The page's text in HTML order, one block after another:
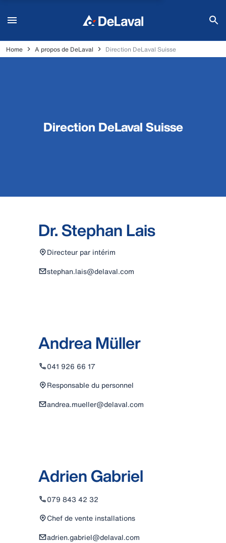
Home A propos de DeLaval Direction DeLaval Suisse
Direction DeLaval Suisse
Dr. Stephan Lais
Directeur par intérim
stephan.lais@delaval.com
Andrea Müller
041 926 66 17
Responsable du personnel
andrea.mueller@delaval.com
Adrien Gabriel
079 843 42 32
Chef de vente installations
adrien.gabriel@delaval.com